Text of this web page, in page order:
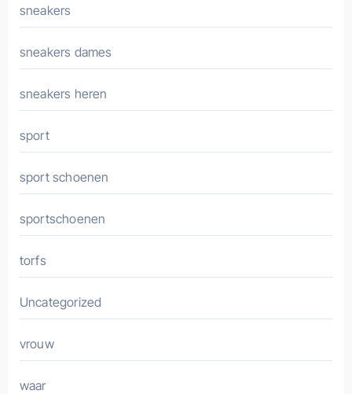
sneakers
sneakers dames
sneakers heren
sport
sport schoenen
sportschoenen
torfs
Uncategorized
vrouw
waar